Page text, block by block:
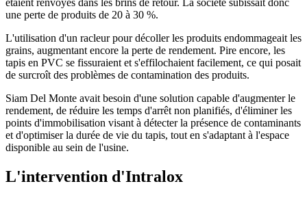
étaient renvoyés dans les brins de retour. La société subissait donc
une perte de produits de 20 à 30 %.
L'utilisation d'un racleur pour décoller les produits endommageait les
grains, augmentant encore la perte de rendement. Pire encore, les
tapis en PVC se fissuraient et s'effilochaient facilement, ce qui posait
de surcroît des problèmes de contamination des produits.
Siam Del Monte avait besoin d'une solution capable d'augmenter le
rendement, de réduire les temps d'arrêt non planifiés, d'éliminer les
points d'immobilisation visant à détecter la présence de contaminants
et d'optimiser la durée de vie du tapis, tout en s'adaptant à l'espace
disponible au sein de l'usine.
L'intervention d'Intralox